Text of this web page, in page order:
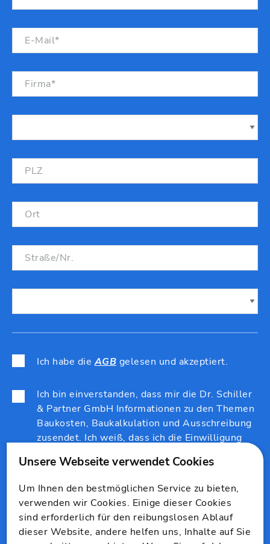
Ich habe dieAGB gelesen und akzeptiert.
Ich bin einverstanden, dass mir die Dr. Schiller
& Partner GmbH Informationen zu den Themen
Baukosten, Baukalkulation und Ausschreibung
zusendet. Ich weiß, dass ich die Einwilligung
ABSENDEN
Um Ihnen den bestmöglichen Service zu bieten,
verwenden wir Cookies. Einige dieser Cookies
sind erforderlich für den reibungslosen Ablauf
dieser Website, andere helfen uns, Inhalte auf Sie